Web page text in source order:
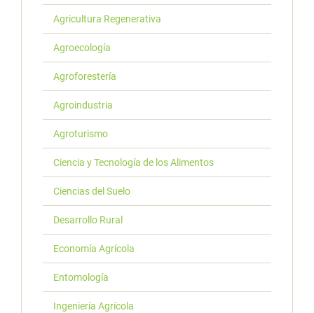
Agricultura Regenerativa
Agroecología
Agroforestería
Agroindustria
Agroturismo
Ciencia y Tecnología de los Alimentos
Ciencias del Suelo
Desarrollo Rural
Economía Agrícola
Entomología
Ingeniería Agrícola